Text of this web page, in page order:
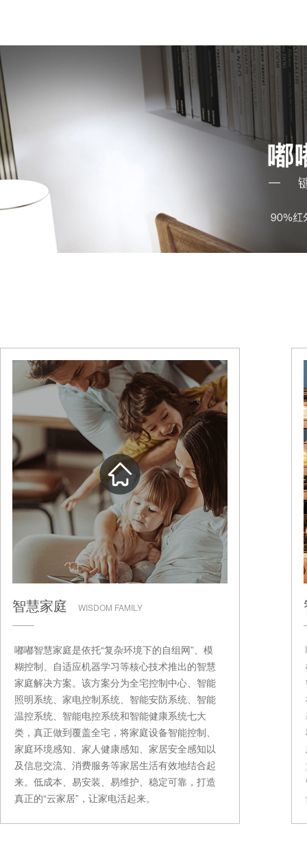
智慧家庭 WISDOM FAMILY
嘟嘟智慧家庭是依托“复杂环境下的自组网”、模
糊控制、自适应机器学习等核心技术推出的智慧
家庭解决方案。该方案分为全宅控制中心、智能
照明系统、家电控制系统、智能安防系统、智能
温控系统、智能电控系统和智能健康系统七大
类，真正做到覆盖全宅，将家庭设备智能控制、
家庭环境感知、家人健康感知、家居安全感知以
及信息交流、消费服务等家居生活有效地结合起
来。低成本、易安装、易维护、稳定可靠，打造
真正的“云家居”，让家电活起来。